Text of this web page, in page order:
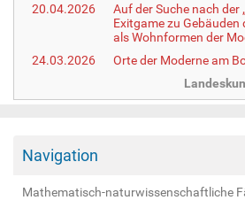
20.04.2026
Auf der Suche nach der
Exitgame zu Gebäuden
als Wohnformen der
24.03.2026
Orte der Moderne am
Navigation
Mathematisch-naturwissenschaftliche